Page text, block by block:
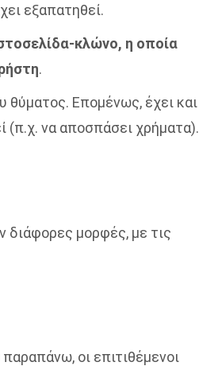
εξαπατηθεί.
κλώνο, η οποία
.
θύματος. Επομένως, έχει και
(π.χ. να αποσπάσει χρήματα).
διάφορες μορφές, με τις
οι επιτιθέμενοι